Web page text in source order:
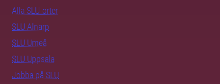
Alla SLU-orter
SLU Alnarp
SLU Umeå
SLU Uppsala
Jobba på SLU